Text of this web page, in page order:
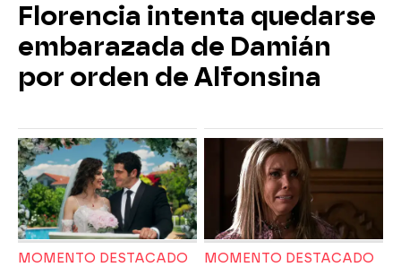
Florencia intenta quedarse
embarazada de Damián
por orden de Alfonsina
MOMENTO DESTACADO MOMENTO DESTACADO